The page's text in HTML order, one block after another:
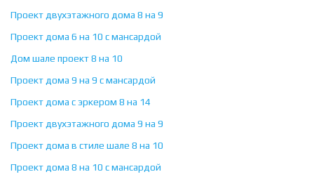
Проект двухэтажного дома 8 на 9
Проект дома 6 на 10 с мансардой
Дом шале проект 8 на 10
Проект дома 9 на 9 с мансардой
Проект дома с эркером 8 на 14
Проект двухэтажного дома 9 на 9
Проект дома в стиле шале 8 на 10
Проект дома 8 на 10 с мансардой